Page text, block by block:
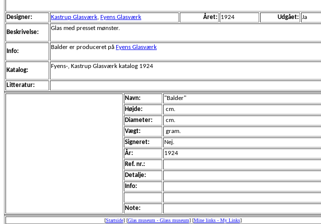
Designer: Kastrup Glasværk, Fyens Glasværk Året: 1924 Udgået: Ja
Beskrivelse:
Glas med presset mønster.
Info:
Balder er produceret på Fyens Glasværk
Katalog:
Fyens-, Kastrup Glasværk katalog 1924
Litteratur:
Navn:
"Balder"
Højde:
cm.
Diameter:
cm.
Vægt:
gram.
Signeret:
Nej.
År:
1924
Ref. nr.:
Detalje:
Info:
Note:
[Startside] [Glas museum - Glass museum] [Mine links - My Links]